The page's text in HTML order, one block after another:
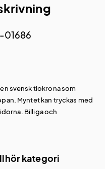
01686
svensk tiokrona som
Myntet kan tryckas med
Billiga och
kategori